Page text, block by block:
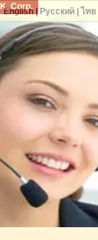
Corp.
English| Русский| ไทย|